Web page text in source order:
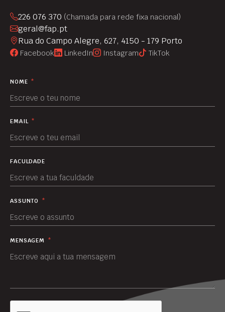
226 076 370 (Chamada para rede fixa nacional)
geral@fap.pt
Rua do Campo Alegre, 627, 4150 - 179 Porto
Facebook LinkedIn Instagram TikTok
NOME *
EMAIL *
FACULDADE
ASSUNTO *
MENSAGEM *